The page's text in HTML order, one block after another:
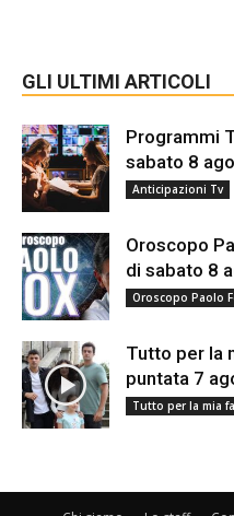
GLI ULTIMI ARTICOLI
Programmi
sabato 8
Anticipazioni Tv
Oroscopo
di sabato 8
Oroscopo Paolo
Tutto per la
puntata 7
Tutto per la mia